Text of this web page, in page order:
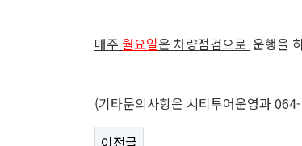
매주 월요일은 차량점검으로 운행을
(기타문의사항은 시티투어운영과
이전글